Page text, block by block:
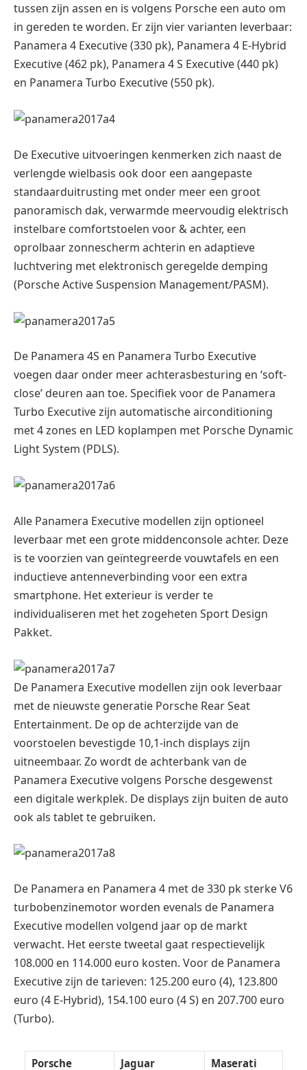
tussen zijn assen en is volgens Porsche een auto om
in gereden te worden. Er zijn vier varianten leverbaar:
Panamera 4 Executive (330 pk), Panamera 4 E-Hybrid
Executive (462 pk), Panamera 4 S Executive (440 pk)
en Panamera Turbo Executive (550 pk).
De Executive uitvoeringen kenmerken zich naast de
verlengde wielbasis ook door een aangepaste
standaarduitrusting met onder meer een groot
panoramisch dak, verwarmde meervoudig elektrisch
instelbare comfortstoelen voor & achter, een
oprolbaar zonnescherm achterin en adaptieve
luchtvering met elektronisch geregelde demping
(Porsche Active Suspension Management/PASM).
De Panamera 4S en Panamera Turbo Executive
voegen daar onder meer achterasbesturing en ‘soft-
close’ deuren aan toe. Specifiek voor de Panamera
Turbo Executive zijn automatische airconditioning
met 4 zones en LED koplampen met Porsche Dynamic
Light System (PDLS).
Alle Panamera Executive modellen zijn optioneel
leverbaar met een grote middenconsole achter. Deze
is te voorzien van geïntegreerde vouwtafels en een
inductieve antenneverbinding voor een extra
smartphone. Het exterieur is verder te
individualiseren met het zogeheten Sport Design
Pakket.
De Panamera Executive modellen zijn ook leverbaar
met de nieuwste generatie Porsche Rear Seat
Entertainment. De op de achterzijde van de
voorstoelen bevestigde 10,1-inch displays zijn
uitneembaar. Zo wordt de achterbank van de
Panamera Executive volgens Porsche desgewenst
een digitale werkplek. De displays zijn buiten de auto
ook als tablet te gebruiken.
De Panamera en Panamera 4 met de 330 pk sterke V6
turbobenzinemotor worden evenals de Panamera
Executive modellen volgend jaar op de markt
verwacht. Het eerste tweetal gaat respectievelijk
108.000 en 114.000 euro kosten. Voor de Panamera
Executive zijn de tarieven: 125.200 euro (4), 123.800
euro (4 E-Hybrid), 154.100 euro (4 S) en 207.700 euro
(Turbo).
Porsche Jaguar Maserati